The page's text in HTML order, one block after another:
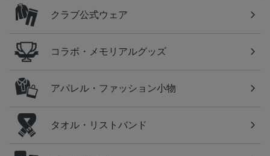
クラブ公式ウェア
コラボ・メモリアルグッズ
アパレル・ファッション小物
タオル・リストバンド